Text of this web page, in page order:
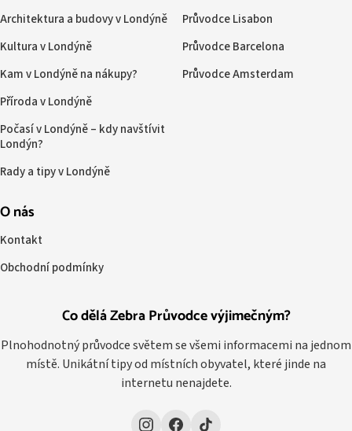
Co dělá Zebra Průvodce výjimečným?
Plnohodnotný průvodce světem se všemi informacemi na jednom
místě. Unikátní tipy od místních obyvatel, které jinde na
internetu nenajdete.
Architektura a budovy v Londýně
Kultura v Londýně
Kam v Londýně na nákupy?
Příroda v Londýně
Počasí v Londýně – kdy navštívit
Londýn?
Rady a tipy v Londýně
Průvodce Lisabon
Průvodce Barcelona
Průvodce Amsterdam
O nás
Kontakt
Obchodní podmínky